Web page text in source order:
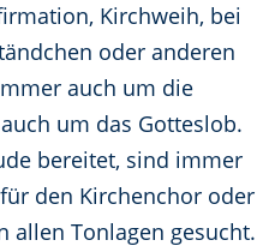
Kirchweih, bei
oder anderen
auch um die
um das Gotteslob.
bereitet, sind immer
den Kirchenchor oder
allen Tonlagen gesucht.